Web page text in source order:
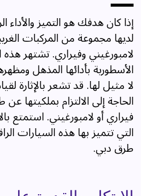
إذا كان هدفك هو التميز والأداء
لديها مجموعة من المركبات
لامبورغيني وفيراري. تشتهر هذه
الأسطورية بأدائها المذهل
لا مثيل لها. قد تشعر بالإثارة
الحاجة إلى الالتزام بملكيتها
فيراري أو لامبورغيني. استمتع
التي تتميز بها هذه السيارات
طرق دبي.